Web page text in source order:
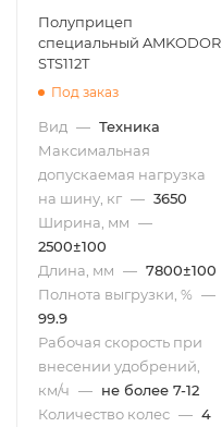
Полуприцеп
специальный AMKODOR
STS112T
Под заказ
Вид — Техника
Максимальная
допускаемая нагрузка
на шину, кг — 3650
Ширина, мм —
2500±100
Длина, мм — 7800±100
Полнота выгрузки, % —
99.9
Рабочая скорость при
внесении удобрений,
км/ч — не более 7-12
Количество колес — 4